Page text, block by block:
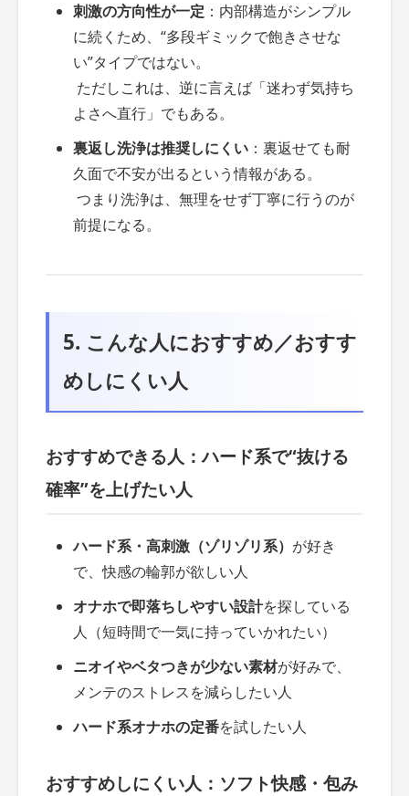
刺激の方向性が一定 ：内部構造がシンプル
に続くため、“多段ギミックで飽きさせな
い”タイプではない。
ただしこれは、逆に言えば「迷わず気持ち
よさへ直行」でもある。
裏返し洗浄は推奨しにくい ：裏返せても耐
久面で不安が出るという情報がある。
つまり洗浄は、無理をせず丁寧に行うのが
前提になる。
5. こんな人におすすめ／おすす
めしにくい人
おすすめできる人：ハード系で“抜ける
確率”を上げたい人
ハード系・高刺激（ゾリゾリ系） が好き
で、快感の輪郭が欲しい人
オナホで即落ちしやすい設計を探している
人（短時間で一気に持っていかれたい）
ニオイやベタつきが少ない素材が好みで、
メンテのストレスを減らしたい人
ハード系オナホの定番を試したい人
おすすめしにくい人：ソフト快感・包み